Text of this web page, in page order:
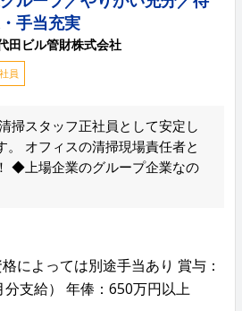
手当充実
田ビル管財株式会社
員
掃スタッフ正社員として安定し
。 オフィスの清掃現場責任者と
◆上場企業のグループ企業なの
によっては別途手当あり 賞与：
支給） 年俸：650万円以上